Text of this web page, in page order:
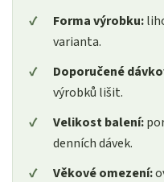
Forma výrobku:
varianta.
Doporučené
výrobků lišit.
Velikost balení:
denních dávek.
Věkové omezení: